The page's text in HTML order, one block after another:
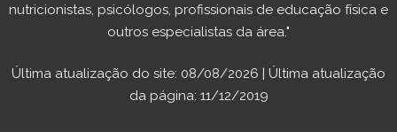
nutricionistas, psicólogos, profissionais de educação física e
outros especialistas da área."
Última atualização do site: 08/08/2026 | Última atualização
da página: 11/12/2019